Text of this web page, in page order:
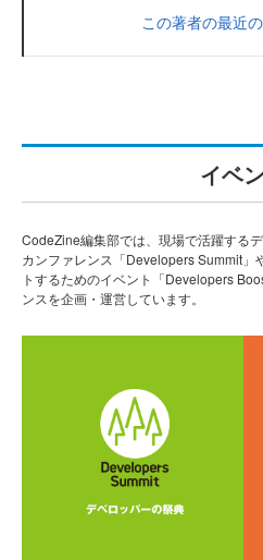
この著者の最近
イベ
CodeZine編集部では、現場で活躍する
カンファレンス「Developers Summit」
トするためのイベント「Developers
ンスを企画・運営しています。